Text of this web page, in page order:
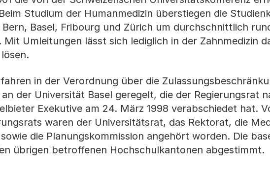
Studium der Humanmedizin überstiegen die
Basel, Fribourg und Zürich um durchschnittlich
Mit Umleitungen lässt sich lediglich in der Zahnmedizin
in der Verordnung über die
der Universität Basel geregelt, die der Regierungsrat
Exekutive am 24. März 1998 verabschiedet hat.
waren der Universitätsrat, das Rektorat, die
die Planungskommission angehört worden. Die
übrigen betroffenen Hochschulkantonen abgestimmt.